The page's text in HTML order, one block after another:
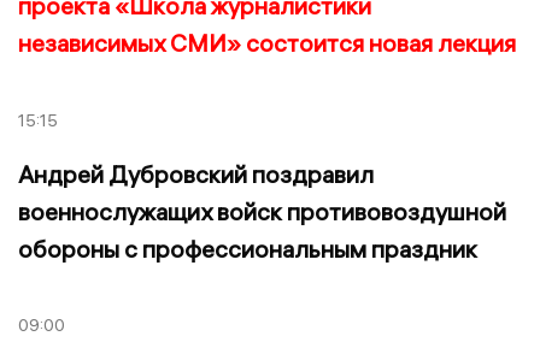
независимых СМИ» состоится новая лекция
15:15
Андрей Дубровский поздравил
военнослужащих войск противовоздушной
обороны с профессиональным праздник
09:00